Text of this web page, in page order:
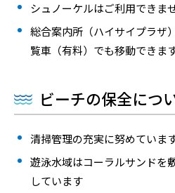
シュノーケルはご利用できま
総合案内所（ハイサイプラザ
覧車（有料）でも移動できます
ビーチの保全につ
清掃管理の充実に努めていま
遊泳水域はコーラルサンドを
しています